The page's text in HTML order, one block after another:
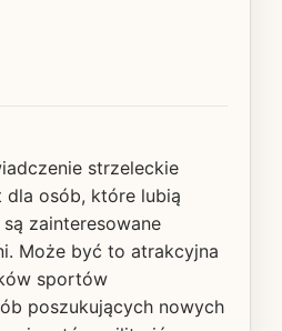
strzeleckie
dla osób, które lubią
zainteresowane
Może być to atrakcyjna
sportów
poszukujących nowych